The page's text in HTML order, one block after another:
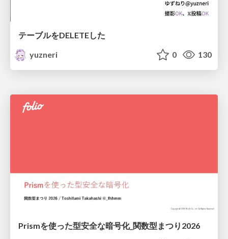
テーブルをDELETEした
yuzneri
0 130
Prismを使った型安全な暗号化_関数型まつり2026